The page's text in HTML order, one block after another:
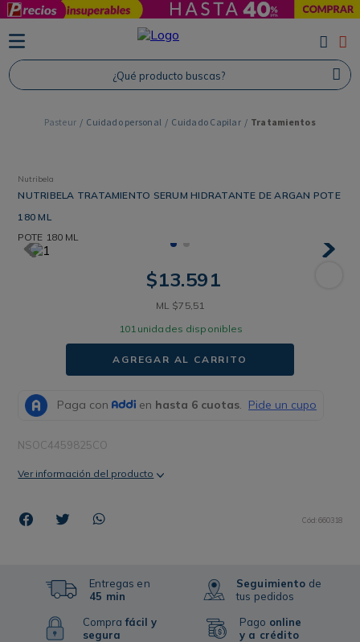
¿Qué producto buscas?
Cuidado personal Cuidado Capilar Tratamientos
Nutribela
NUTRIBELA TRATAMIENTO SERUM HIDRATANTE DE ARGAN POTE
180 ML
POTE 180 ML
$13.591
ML $75, 51
101 unidades disponibles
AGREGAR AL CARRITO
NSOC4459825CO
Ver información del producto
Cód:660318
Entregas en
45 min
Comprafácil y
segura
Seguimiento de
tus pedidos
Pago online
y a crédito
TÉRMINOS MÁS BUSCADOS
1. Protector Solar
2. Proteina
Shampoo